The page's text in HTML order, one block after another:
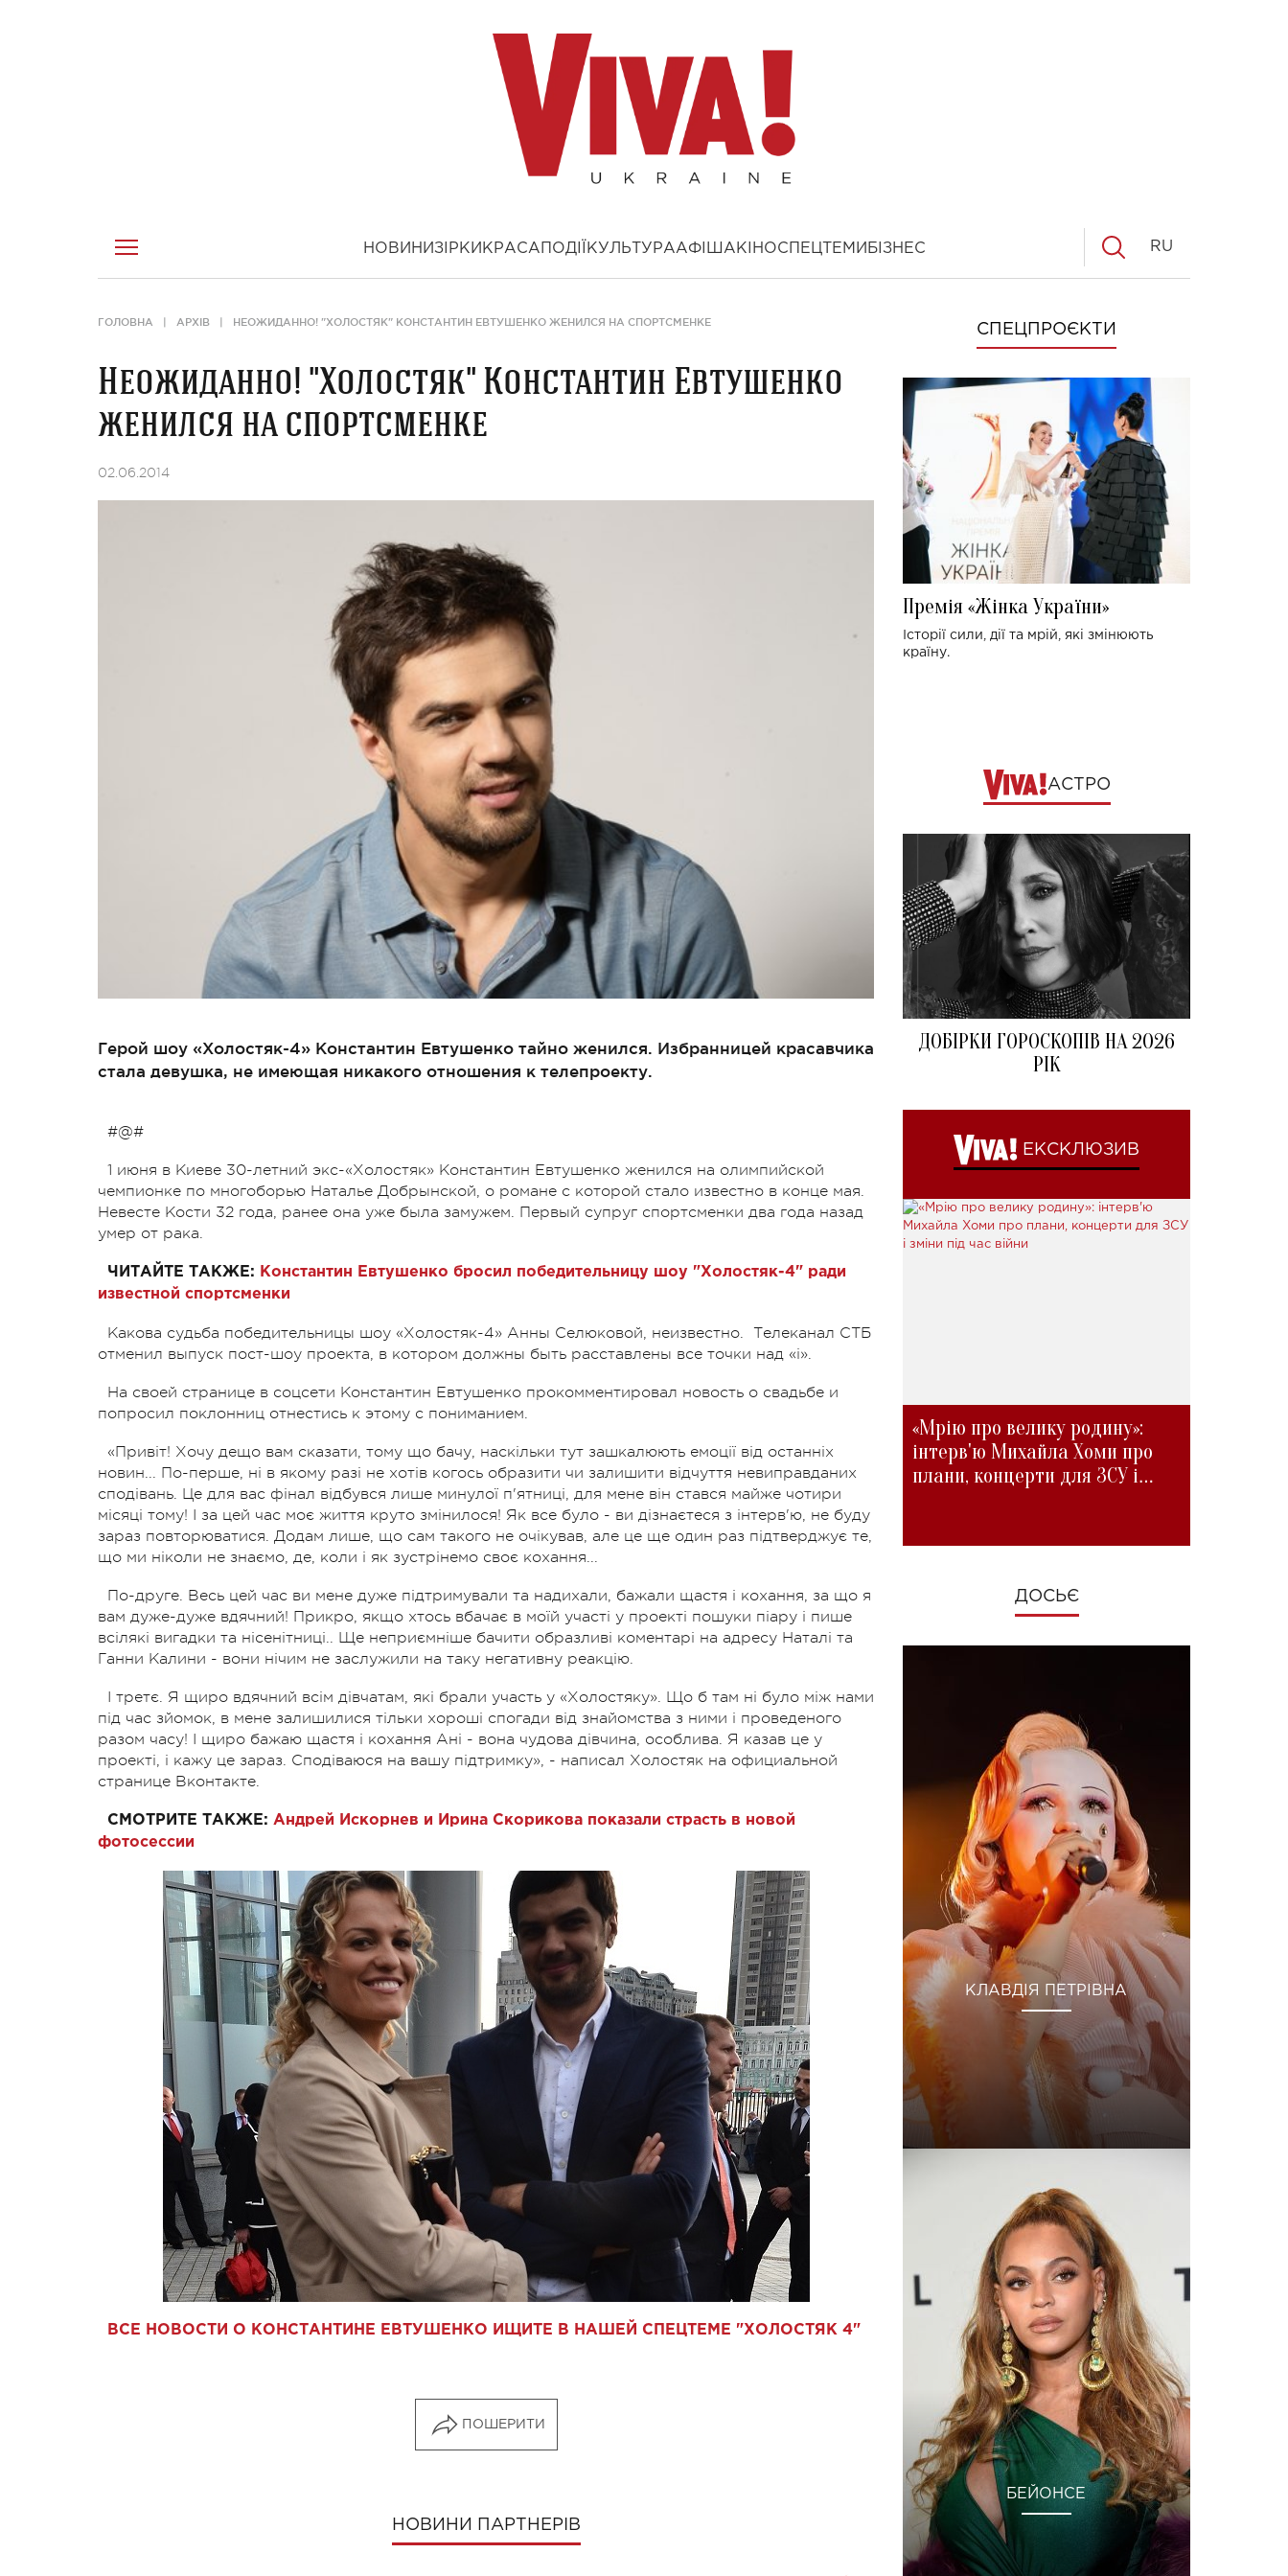
НОВИНИ ЗІРКИ КРАСА ПОДІЇ КУЛЬТУРААФІША КІНОСПЕЦТЕМИ БІЗНЕС RU
ГОЛОВНА АРХІВ НЕОЖИДАННО! "ХОЛОСТЯК" КОНСТАНТИН ЕВТУШЕНКО ЖЕНИЛСЯ НА СПОРТСМЕНКЕ
Неожиданно! "Холостяк" Константин Евтушенко
женился на спортсменке
02.06.2014
Герой шоу «Холостяк-4» Константин Евтушенко тайно женился. Избранницей красавчика
стала девушка, не имеющая никакого отношения к телепроекту.
#@#
1 июня в Киеве 30-летний экс-«Холостяк» Константин Евтушенко женился на олимпийской
чемпионке по многоборью Наталье Добрынской, о романе с которой стало известно в конце мая.
Невесте Кости 32 года, ранее она уже была замужем. Первый супруг спортсменки два года назад
умер от рака.
ЧИТАЙТЕ ТАКЖЕ: Константин Евтушенко бросил победительницу шоу "Холостяк-4" ради
известной спортсменки
Какова судьба победительницы шоу «Холостяк-4» Анны Селюковой, неизвестно. Телеканал СТБ
отменил выпуск пост-шоу проекта, в котором должны быть расставлены все точки над «i».
На своей странице в соцсети Константин Евтушенко прокомментировал новость о свадьбе и
попросил поклонниц отнестись к этому с пониманием.
«Привіт! Хочу дещо вам сказати, тому що бачу, наскільки тут зашкалюють емоції від останніх
новин... По-перше, ні в якому разі не хотів когось образити чи залишити відчуття невиправданих
сподівань. Це для вас фінал відбувся лише минулої п'ятниці, для мене він стався майже чотири
місяці тому! І за цей час моє життя круто змінилося! Як все було - ви дізнаєтеся з інтерв'ю, не буду
зараз повторюватися. Додам лише, що сам такого не очікував, але це ще один раз підтверджує те,
що ми ніколи не знаємо, де, коли і як зустрінемо своє кохання...
По-друге. Весь цей час ви мене дуже підтримували та надихали, бажали щастя і кохання, за що я
вам дуже-дуже вдячний! Прикро, якщо хтось вбачає в моїй участі у проекті пошуки піару і пише
всілякі вигадки та нісенітниці.. Ще неприємніше бачити образливі коментарі на адресу Наталі та
Ганни Калини - вони нічим не заслужили на таку негативну реакцію.
І третє. Я щиро вдячний всім дівчатам, які брали участь у «Холостяку». Що б там ні було між нами
під час зйомок, в мене залишилися тільки хороші спогади від знайомства з ними і проведеного
разом часу! І щиро бажаю щастя і кохання Ані - вона чудова дівчина, особлива. Я казав це у
проекті, і кажу це зараз. Сподіваюся на вашу підтримку», - написал Холостяк на официальной
странице Вконтакте.
СМОТРИТЕ ТАКЖЕ: Андрей Искорнев и Ирина Скорикова показали страсть в новой
фотосессии
ВСЕ НОВОСТИ О КОНСТАНТИНЕ ЕВТУШЕНКО ИЩИТЕ В НАШЕЙ СПЕЦТЕМЕ "ХОЛОСТЯК 4"
ПОШЕРИТИ
НОВИНИ ПАРТНЕРІВ
СПЕЦПРОЄКТИ
Премія «Жінка України»
Історії сили, дії та мрій, які змінюють
країну.
АСТРО
ДОБІРКИ ГОРОСКОПІВ НА 2026
РІК
ЕКСКЛЮЗИВ
«Мрію про велику родину»:
інтерв'ю Михайла Хоми про
плани, концерти для ЗСУ і
ДОСЬЄ
КЛАВДІЯ ПЕТРІВНА
БЕЙОНСЕ